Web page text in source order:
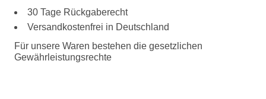
30 Tage Rückgaberecht
Versandkostenfrei in Deutschland
Für unsere Waren bestehen die gesetzlichen
Gewährleistungsrechte